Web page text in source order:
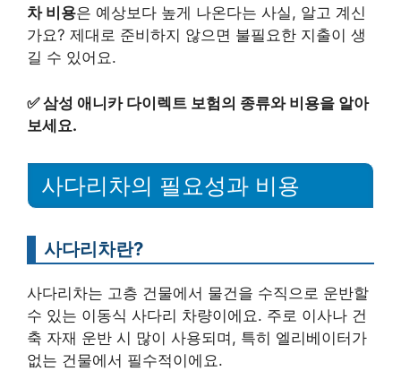
차 비용은 예상보다 높게 나온다는 사실, 알고 계신
가요? 제대로 준비하지 않으면 불필요한 지출이 생
길 수 있어요.
✅삼성 애니카 다이렉트 보험의 종류와 비용을 알아
보세요.
사다리차의 필요성과 비용
사다리차란?
사다리차는 고층 건물에서 물건을 수직으로 운반할
수 있는 이동식 사다리 차량이에요. 주로 이사나 건
축 자재 운반 시 많이 사용되며, 특히 엘리베이터가
없는 건물에서 필수적이에요.